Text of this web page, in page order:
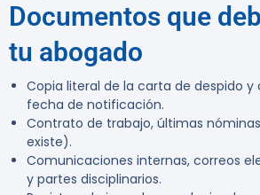
Documentos que
tu abogado
Copia literal de la carta de despido y
fecha de notificación.
Contrato de trabajo, últimas
existe).
Comunicaciones internas, correos
y partes disciplinarios.